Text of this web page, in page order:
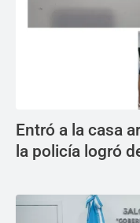
Entró a la casa
la policía logró